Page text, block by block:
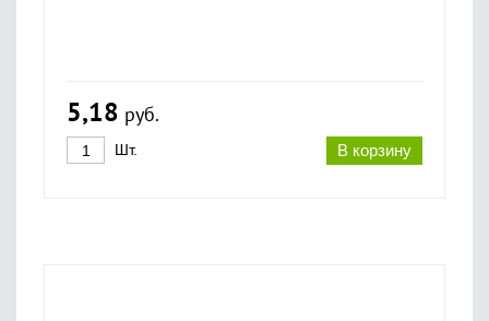
5,18 руб.
В корзину
Шт.